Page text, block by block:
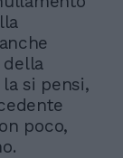
della
si pensi,
poco,